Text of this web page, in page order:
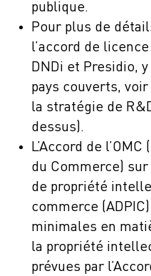
publique.
Pour plus de
l’accord de
DNDi et Presidio,
pays couverts,
la stratégie de
dessus).
L’Accord de
du Commerce)
de propriété
commerce
minimales en
la propriété
prévues par